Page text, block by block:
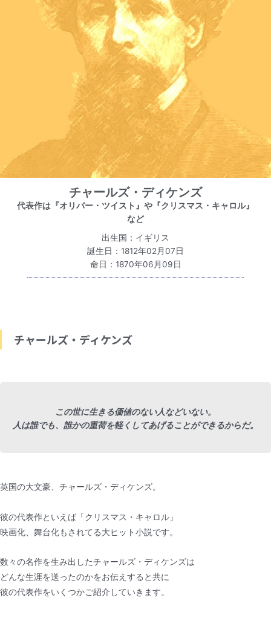
チャールズ・ディケンズ
代表作は『オリバー・ツイスト』や『クリスマス・キャロル』
など
出生国：イギリス
誕生日：1812年02月07日
命日：1870年06月09日
チャールズ・ディケンズ
この世に生きる価値のない人などいない。
人は誰でも、誰かの重荷を軽くしてあげることができるからだ。
英国の大文豪、チャールズ・ディケンズ。
彼の代表作といえば「クリスマス・キャロル」
映画化、舞台化もされてる大ヒット小説です。
数々の名作を生み出したチャールズ・ディケンズは
どんな生涯を送ったのかをお伝えすると共に
彼の代表作をいくつかご紹介していきます。